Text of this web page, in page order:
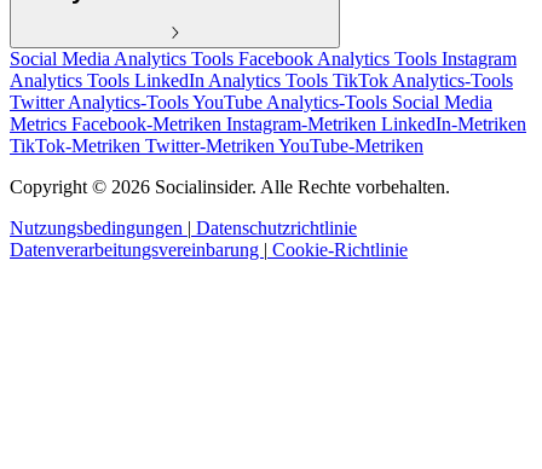
Social Media Analytics Tools Facebook Analytics Tools Instagram
Analytics Tools LinkedIn Analytics Tools TikTok Analytics-Tools
Twitter Analytics-ToolsYouTube Analytics-Tools Social Media
Metrics Facebook-Metriken Instagram-Metriken LinkedIn-Metriken
TikTok-Metriken Twitter-Metriken YouTube-Metriken
Copyright © 2026 Socialinsider. Alle Rechte vorbehalten.
Nutzungsbedingungen | Datenschutzrichtlinie
Datenverarbeitungsvereinbarung | Cookie-Richtlinie